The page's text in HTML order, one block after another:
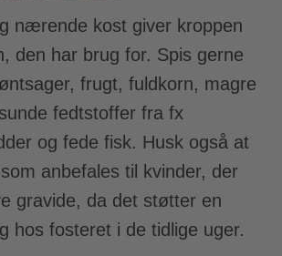
nærende kost giver kroppen
den har brug for. Spis gerne
frugt, fuldkorn, magre
fedtstoffer fra fx
og fede fisk. Husk også at
anbefales til kvinder, der
gravide, da det støtter en
hos fosteret i de tidlige uger.